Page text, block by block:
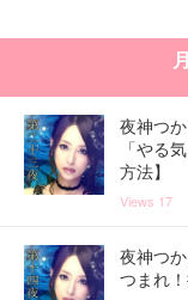
夜神つ
「やる
方法】
Views 17
夜神つ
つまれ